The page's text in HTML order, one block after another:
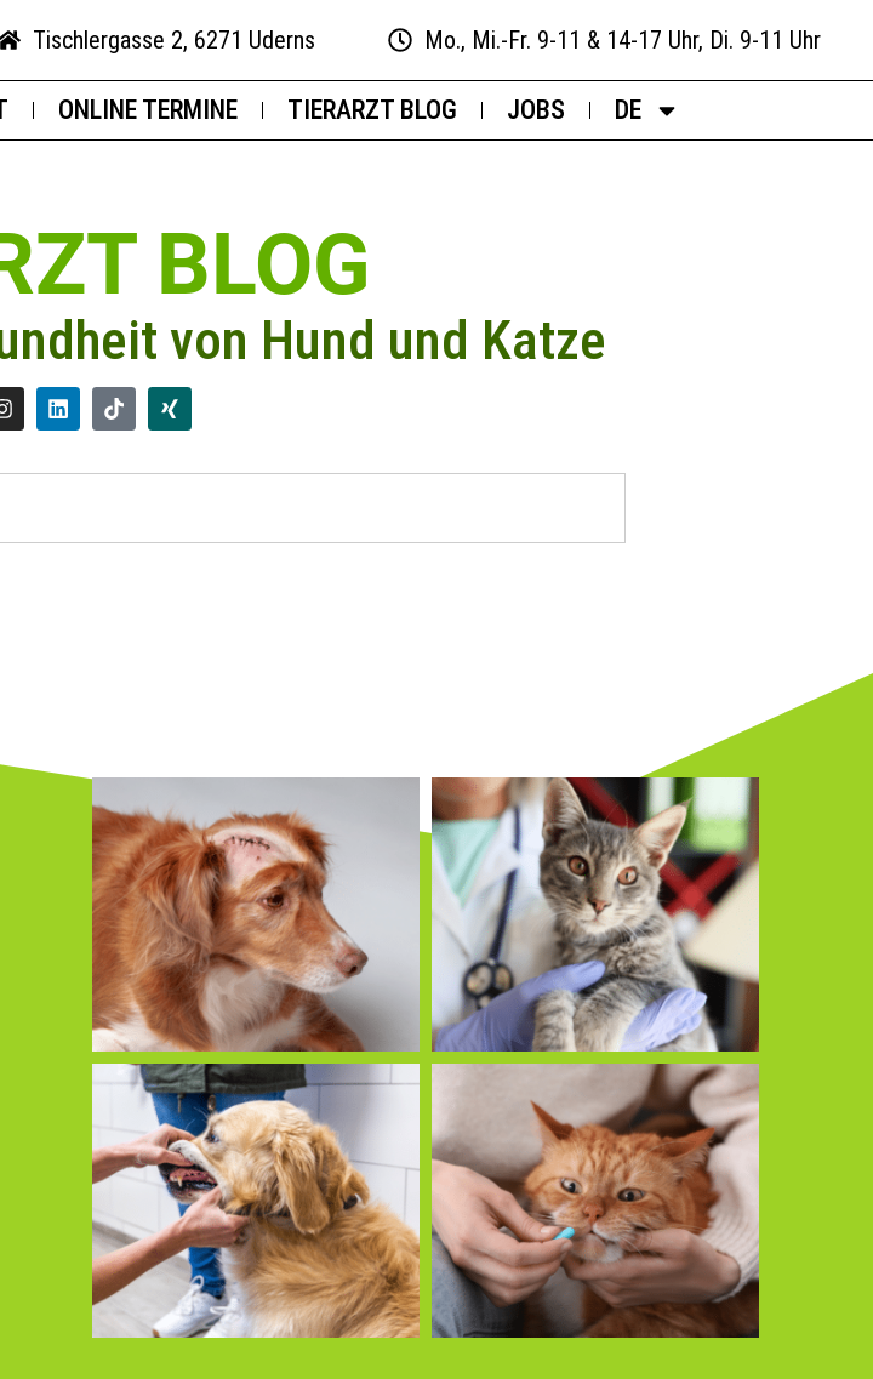
Tischlergasse 2, 6271 Uderns Mo., Mi.-Fr. 9-11 & 14-17 Uhr, Di. 9-11 Uhr
ONLINE TERMINE TIERARZT BLOG JOBS DE
BLOG
von Hund und Katze